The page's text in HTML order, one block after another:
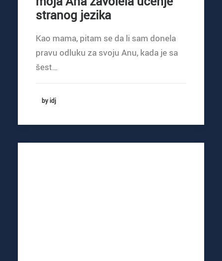
stranog jezika
Kao mama, pitam se da li sam donela
pravu odluku za svoju Anu, kada je sa
šest…
by idj